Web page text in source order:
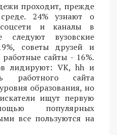
проходит, прежде
24% узнают о
соцсети и каналы в
следуют вузовские
советы друзей и
сайты - 16%.
лидируют: VK, hh и
работного сайта
образования, но
ищут первую
популярных
все пользуются на